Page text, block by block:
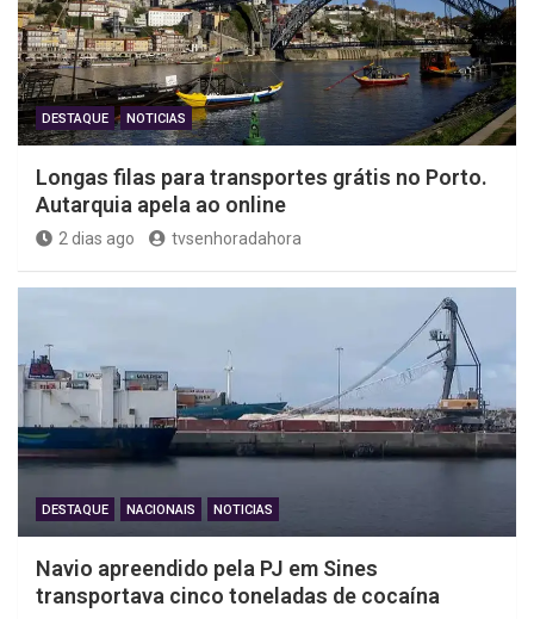
DESTAQUE NOTICIAS
Longas filas para transportes grátis no Porto.
Autarquia apela ao online
2 dias ago tvsenhoradahora
DESTAQUE NACIONAIS NOTICIAS
Navio apreendido pela PJ em Sines
transportava cinco toneladas de cocaína